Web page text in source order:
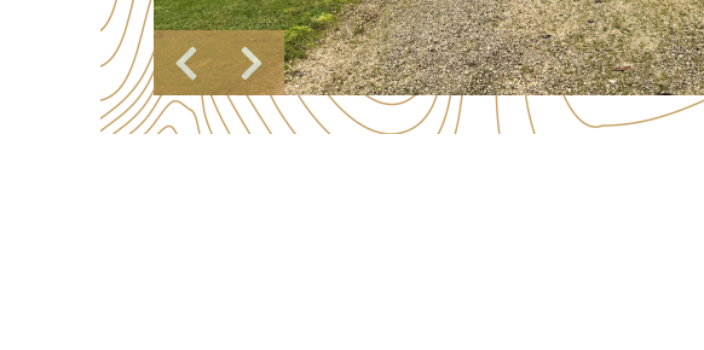
Image précédente
Image suivante